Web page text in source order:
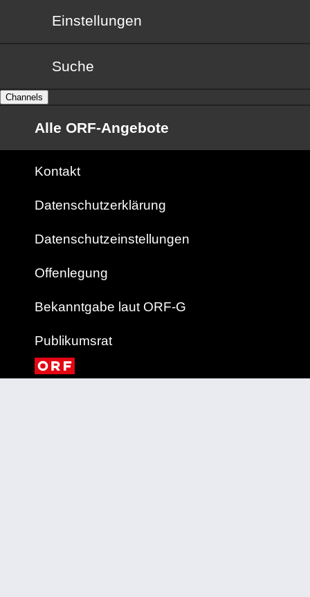
Einstellungen
Suche
Channels
Alle ORF-Angebote
Kontakt
Datenschutzerklärung
Datenschutzeinstellungen
Offenlegung
Bekanntgabe laut ORF-G
Publikumsrat